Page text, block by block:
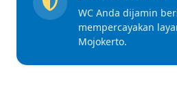
WC Anda dijamin
mempercayakan
Mojokerto.